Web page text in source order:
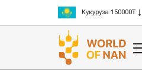
Рис 300000₸
Пшеница 3 класс